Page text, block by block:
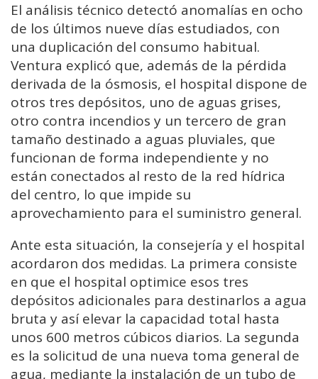
El análisis técnico detectó anomalías en ocho
de los últimos nueve días estudiados, con
una duplicación del consumo habitual.
Ventura explicó que, además de la pérdida
derivada de la ósmosis, el hospital dispone de
otros tres depósitos, uno de aguas grises,
otro contra incendios y un tercero de gran
tamaño destinado a aguas pluviales, que
funcionan de forma independiente y no
están conectados al resto de la red hídrica
del centro, lo que impide su
aprovechamiento para el suministro general.
Ante esta situación, la consejería y el hospital
acordaron dos medidas. La primera consiste
en que el hospital optimice esos tres
depósitos adicionales para destinarlos a agua
bruta y así elevar la capacidad total hasta
unos 600 metros cúbicos diarios. La segunda
es la solicitud de una nueva toma general de
agua, mediante la instalación de un tubo de